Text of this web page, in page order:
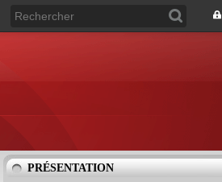
PRÉSENTATION